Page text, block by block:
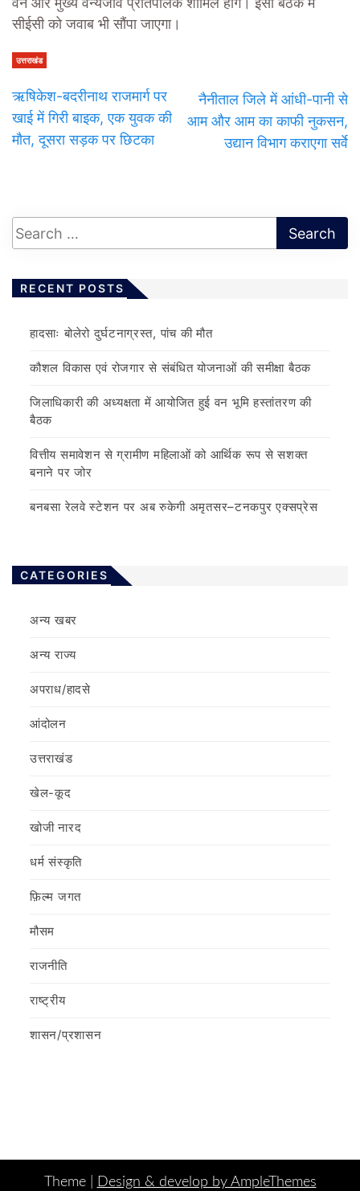
वन और मुख्य वन्यजीव प्रतिपालक शामिल होंगे। इसी बैठक में
सीईसी को जवाब भी सौंपा जाएगा।
उत्तराखंड
ऋषिकेश-बदरीनाथ राजमार्ग पर
खाई में गिरी बाइक, एक युवक की
मौत, दूसरा सड़क पर छिटका
नैनीताल जिले में आंधी-पानी से
आम और आम का काफी नुकसन,
उद्यान विभाग कराएगा सर्वे
RECENT POSTS
हादसाः बोलेरो दुर्घटनाग्रस्त, पांच की मौत
कौशल विकास एवं रोजगार से संबंधित योजनाओं की समीक्षा बैठक
जिलाधिकारी की अध्यक्षता में आयोजित हुई वन भूमि हस्तांतरण की
बैठक
वित्तीय समावेशन से ग्रामीण महिलाओं को आर्थिक रूप से सशक्त
बनाने पर जोर
बनबसा रेलवे स्टेशन पर अब रुकेगी अमृतसर–टनकपुर एक्सप्रेस
CATEGORIES
अन्य खबर
अन्य राज्य
अपराध/हादसे
आंदोलन
उत्तराखंड
खेल-कूद
खोजी नारद
धर्म संस्कृति
फ़िल्‍म जगत
मौसम
राजनीति
राष्ट्रीय
शासन/प्रशासन
Theme | Design & develop by AmpleThemes